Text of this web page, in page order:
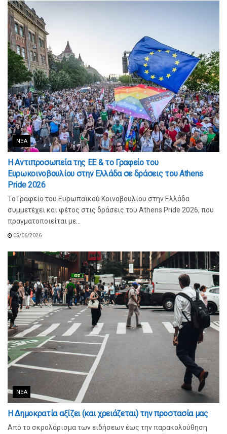
ΝΈΑ
Η Αντιπροσωπεία της ΕΕ & το Γραφείο του
Ευρωκοινοβουλίου στην Ελλάδα σε δράσεις του Athens
Pride 2026
Το Γραφείο του Ευρωπαϊκού Κοινοβουλίου στην Ελλάδα
συμμετέχει και φέτος στις δράσεις του Athens Pride 2026, που
πραγματοποιείται με...
05/06/2026
ΝΈΑ
Η Δημοκρατία αξίζει (και χρειάζεται) την προστασία μας
Από το σκρολάρισμα των ειδήσεων έως την παρακολούθηση